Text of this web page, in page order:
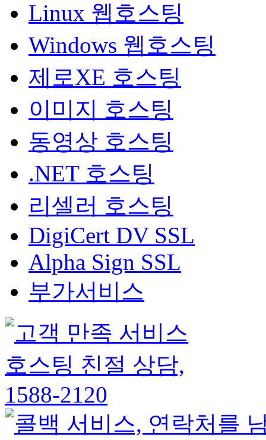
Linux 웹호스팅
Windows 웹호스팅
제로XE 호스팅
이미지 호스팅
동영상 호스팅
.NET 호스팅
리셀러 호스팅
DigiCert DV SSL
Alpha Sign SSL
부가서비스